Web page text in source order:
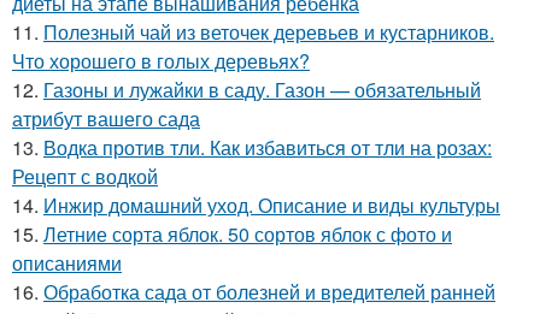
11. Полезный чай из веточек деревьев и кустарников.
Что хорошего в голых деревьях?
12. Газоны и лужайки в саду. Газон — обязательный
атрибут вашего сада
13. Водка против тли. Как избавиться от тли на розах:
Рецепт с водкой
14. Инжир домашний уход. Описание и виды культуры
15. Летние сорта яблок. 50 сортов яблок с фото и
описаниями
16. Обработка сада от болезней и вредителей ранней